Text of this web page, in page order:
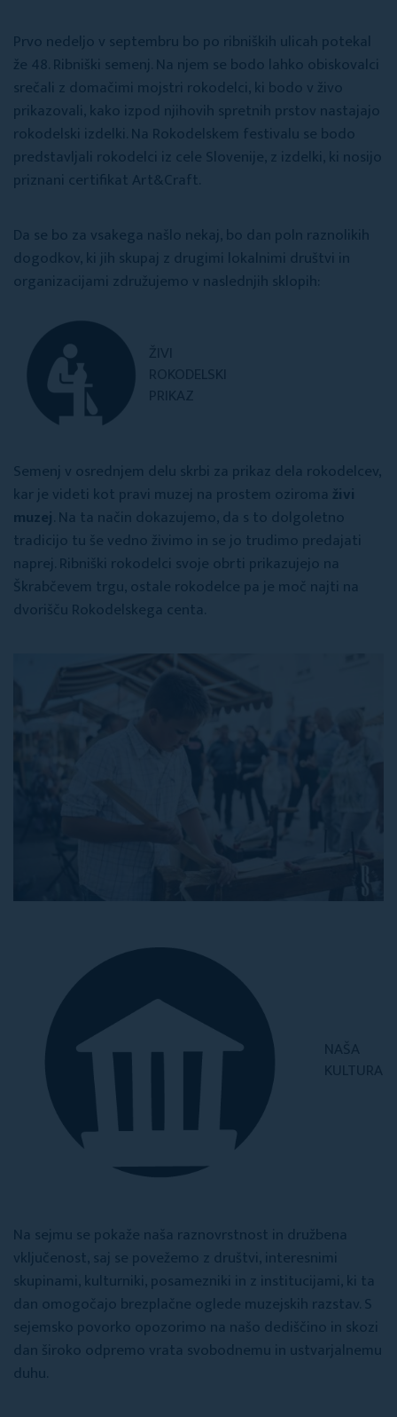
Prvo nedeljo v septembru bo po ribniških ulicah potekal
že 48. Ribniški semenj. Na njem se bodo lahko obiskovalci
srečali z domačimi mojstri rokodelci, ki bodo v živo
prikazovali, kako izpod njihovih spretnih prstov nastajajo
rokodelski izdelki. Na Rokodelskem festivalu se bodo
predstavljali rokodelci iz cele Slovenije, z izdelki, ki nosijo
priznani certifikat Art&Craft.
Da se bo za vsakega našlo nekaj, bo dan poln raznolikih
dogodkov, ki jih skupaj z drugimi lokalnimi društvi in
organizacijami združujemo v naslednjih sklopih:
Semenj v osrednjem delu skrbi za prikaz dela rokodelcev,
kar je videti kot pravi muzej na prostem oziroma živi
muzej . Na ta način dokazujemo, da s to dolgoletno
tradicijo tu še vedno živimo in se jo trudimo predajati
naprej. Ribniški rokodelci svoje obrti prikazujejo na
Škrabčevem trgu, ostale rokodelce pa je moč najti na
dvorišču Rokodelskega centa.
Na sejmu se pokaže naša raznovrstnost in družbena
vključenost, saj se povežemo z društvi, interesnimi
skupinami, kulturniki, posamezniki in z institucijami, ki ta
dan omogočajo brezplačne oglede muzejskih razstav. S
sejemsko povorko opozorimo na našo dediščino in skozi
dan široko odpremo vrata svobodnemu in ustvarjalnemu
duhu.